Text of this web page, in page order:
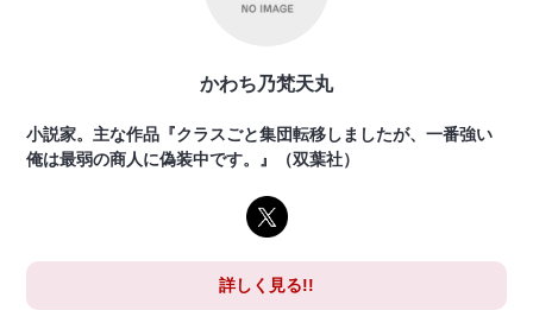
かわち乃梵天丸
小説家。主な作品『クラスごと集団転移しましたが、一番強い
俺は最弱の商人に偽装中です。』（双葉社）
詳しく見る!!